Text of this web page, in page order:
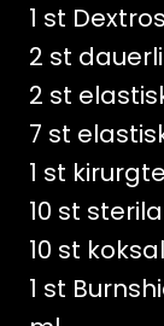
1 st
2 st
2 st
7 st
1 st
10 st
10 st
1 st